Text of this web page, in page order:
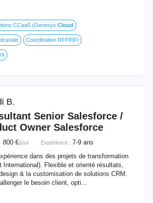
CCaaS (Genesys Cloud
Coordination RFP/RFI
B.
Senior Salesforce /
Owner Salesforce
€/jour Expérience : 7-9 ans
dans des projets de transformation
International). Flexible et orienté résultats,
& la customisation de solutions CRM.
le besoin client, opti...